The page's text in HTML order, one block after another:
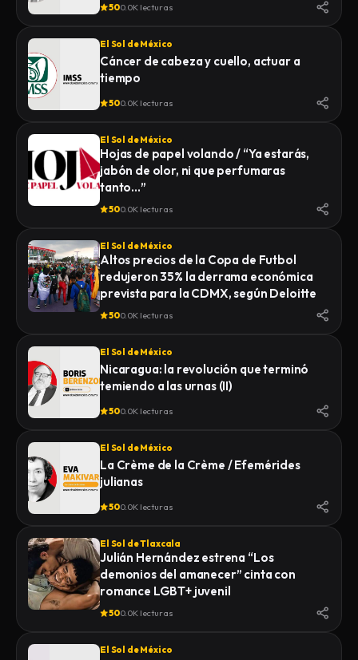
500.0K lecturas
El Sol de México
Cáncer de cabeza y cuello, actuar a
tiempo
500.0K lecturas
El Sol de México
Hojas de papel volando / “Ya estarás,
jabón de olor, ni que perfumaras
tanto…”
500.0K lecturas
El Sol de México
Altos precios de la Copa de Futbol
redujeron 35% la derrama económica
prevista para la CDMX, según Deloitte
500.0K lecturas
El Sol de México
Nicaragua: la revolución que terminó
temiendo a las urnas (II)
500.0K lecturas
El Sol de México
La Crème de la Crème / Efemérides
julianas
500.0K lecturas
El Sol de Tlaxcala
Julián Hernández estrena “Los
demonios del amanecer” cinta con
romance LGBT+ juvenil
500.0K lecturas
El Sol de México